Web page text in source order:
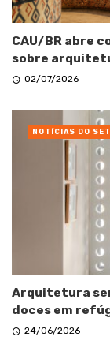
CAU/BR abre
sobre
02/07/2026
Arquitetura
doces em
24/06/2026
NOTÍCIAS DO